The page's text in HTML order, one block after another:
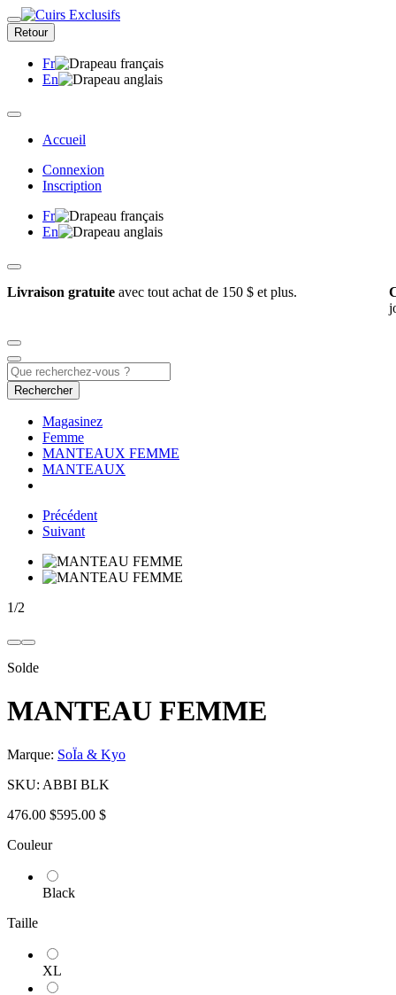
Retour
Fr
En
Accueil
Connexion
Inscription
Fr
En
Livraison gratuite avec tout achat de 150 $ et plus.
Rechercher
Magasinez
Femme
MANTEAUX FEMME
MANTEAUX
Précédent
Suivant
1/2
Solde
MANTEAU FEMME
Marque: SoÏa & Kyo
SKU: ABBI BLK
476.00 $595.00 $
Couleur
Black
Taille
XL